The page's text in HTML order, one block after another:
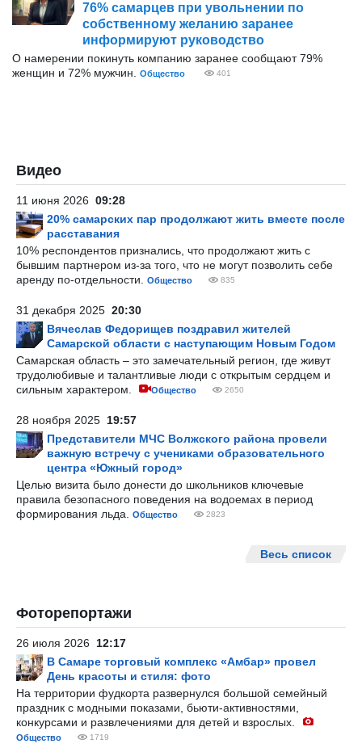
76% самарцев при увольнении по
собственному желанию заранее
информируют руководство
О намерении покинуть компанию заранее сообщают 79%
женщин и 72% мужчин.
Общество 401
Видео
11 июня 2026 09:28
20% самарских пар продолжают жить вместе после
расставания
10% респондентов признались, что продолжают жить с
бывшим партнером из-за того, что не могут позволить себе
аренду по-отдельности.
Общество 835
31 декабря 2025 20:30
Вячеслав Федорищев поздравил жителей
Самарской области с наступающим Новым Годом
Самарская область – это замечательный регион, где живут
трудолюбивые и талантливые люди с открытым сердцем и
сильным характером.
Общество 2650
28 ноября 2025 19:57
Представители МЧС Волжского района провели
важную встречу с учениками образовательного
центра «Южный город»
Целью визита было донести до школьников ключевые
правила безопасного поведения на водоемах в период
формирования льда.
Общество 2823
Весь список
Фоторепортажи
26 июля 2026 12:17
В Самаре торговый комплекс «Амбар» провел
День красоты и стиля: фото
На территории фудкорта развернулся большой семейный
праздник с модными показами, бьюти-активностями,
конкурсами и развлечениями для детей и взрослых.
Общество 1719